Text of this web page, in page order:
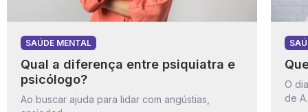
SAÚDE MENTAL
Qual a diferença entre psiquiatra e
psicólogo?
Ao buscar ajuda para lidar com angústias,
O
de